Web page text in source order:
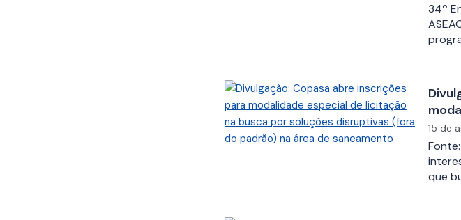
34º
de
15 de
que